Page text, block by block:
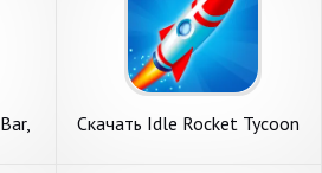
Скачать Idle Rocket Tycoon